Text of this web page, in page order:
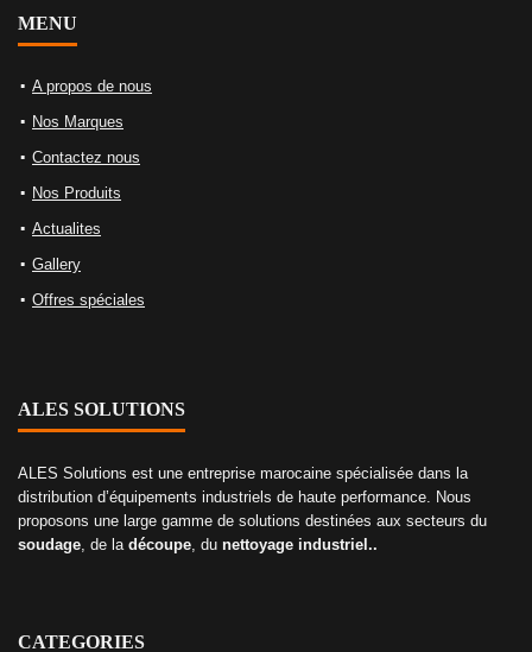
MENU
A propos de nous
Nos Marques
Contactez nous
Nos Produits
Actualites
Gallery
Offres spéciales
ALES SOLUTIONS
ALES Solutions est une entreprise marocaine spécialisée dans la
distribution d’équipements industriels de haute performance. Nous
proposons une large gamme de solutions destinées aux secteurs du
soudage, de la découpe, du nettoyage industriel..
CATEGORIES